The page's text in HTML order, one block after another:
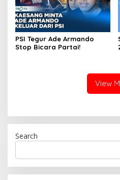
PSI Tegur Ade Armando
Stop Bicara Partai!
View
Search